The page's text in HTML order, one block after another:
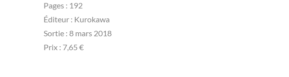
Pages : 192
Éditeur : Kurokawa
Sortie : 8 mars 2018
Prix : 7,65 €